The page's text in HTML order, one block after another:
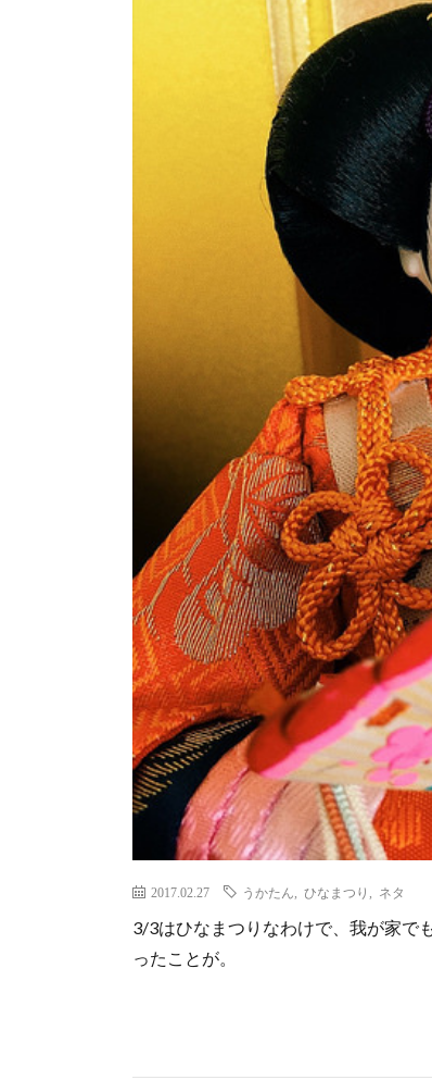
2017.02.27 うかたん ひなまつり ネタ
3/3はひなまつりなわけで、我が家で
ったことが。